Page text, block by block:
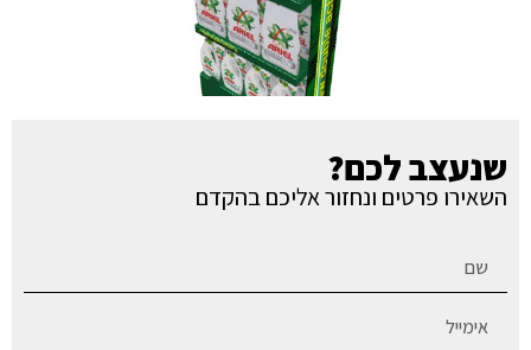
שנעצב לכם?
השאירו פרטים ונחזור אליכם בהקדם